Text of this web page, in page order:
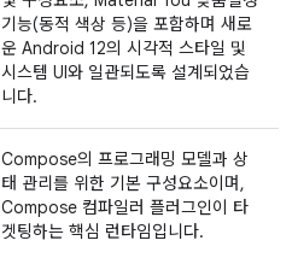
기능(동적 색상 등)을 포함하며 새로
운 Android 12의 시각적 스타일 및
시스템 UI와 일관되도록 설계되었습
니다.
Compose의 프로그래밍 모델과 상
태 관리를 위한 기본 구성요소이며,
Compose 컴파일러 플러그인이 타
겟팅하는 핵심 런타임입니다.